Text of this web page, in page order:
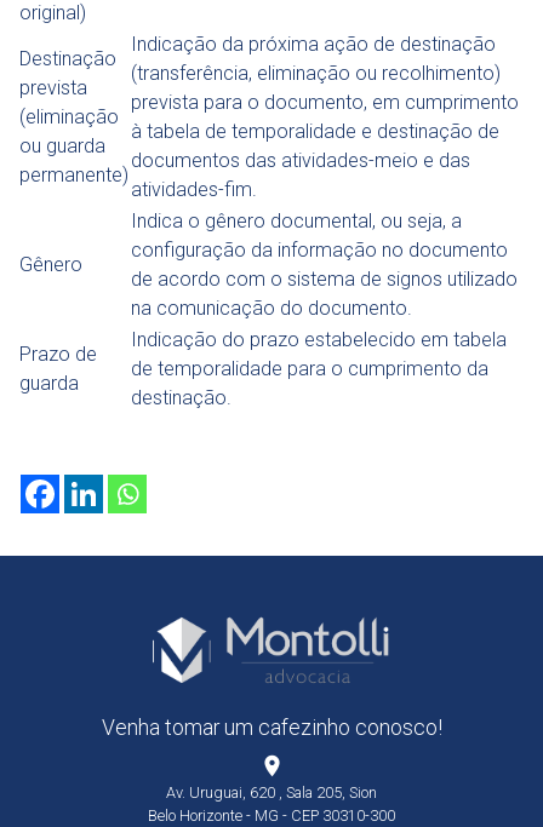
original)
Destinação
prevista
(eliminação
ou guarda
permanente)
Indicação da próxima ação de destinação
(transferência, eliminação ou recolhimento)
prevista para o documento, em cumprimento
à tabela de temporalidade e destinação de
documentos das atividades-meio e das
atividades-fim.
Gênero
Indica o gênero documental, ou seja, a
configuração da informação no documento
de acordo com o sistema de signos utilizado
na comunicação do documento.
Prazo de
guarda
Indicação do prazo estabelecido em tabela
de temporalidade para o cumprimento da
destinação.
Venha tomar um cafezinho conosco!
place
Av. Uruguai, 620 , Sala 205, Sion
Belo Horizonte - MG - CEP 30310-300